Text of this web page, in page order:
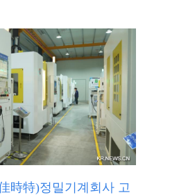
時特)정밀기계회사 고